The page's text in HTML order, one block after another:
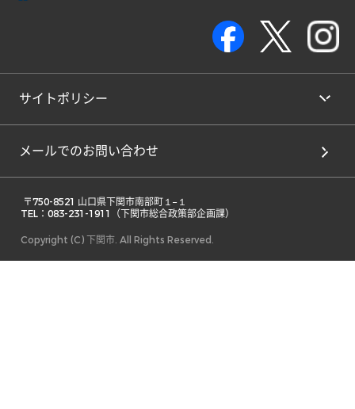
サイトポリシー
メールでのお問い合わせ
TEL：083-231-1911（下関市総合政策部企画課）
Copyright (C) 下関市. All Rights Reserved.